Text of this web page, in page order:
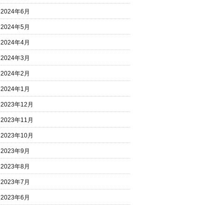
2024年6月
2024年5月
2024年4月
2024年3月
2024年2月
2024年1月
2023年12月
2023年11月
2023年10月
2023年9月
2023年8月
2023年7月
2023年6月